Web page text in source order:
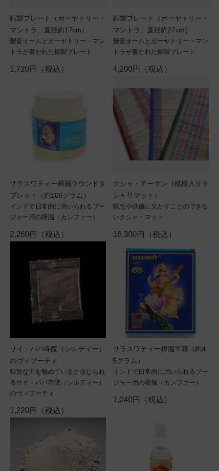
銅製プレート（ガーヤトリー・
マントラ、直径約17cm）
聖音オームとガーヤトリー・マン
トラが書かれた銅製プレート
1,720円（税込）
銅製プレート（ガーヤトリー・
マントラ、直径約27cm）
聖音オームとガーヤトリー・マン
トラが書かれた銅製プレート
4,200円（税込）
サラスワティー樟脳ラウンドタ
ブレット（約100グラム）
インドで日常的に用いられるプー
ジャー用の樟脳（カンファー）
2,260円（税込）
クシャ・アーサン（模様入りク
シャ草マット）
瞑想や供儀に欠かすことのできな
いクシャ・マット
16,300円（税込）
サイ・ババ寺院（シルディー）
のヴィブーティ
特別な力を秘めていると信じられ
るサイ・ババ寺院（シルディー）
のヴィブーティ
1,220円（税込）
サラスワティー樟脳平箱（約4
5グラム）
インドで日常的に用いられるプー
ジャー用の樟脳（カンファー）
1,040円（税込）